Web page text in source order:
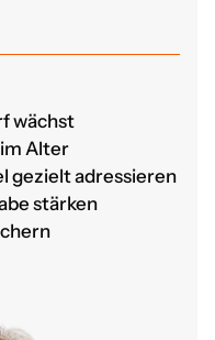
wächst
Alter
gezielt adressieren
stärken